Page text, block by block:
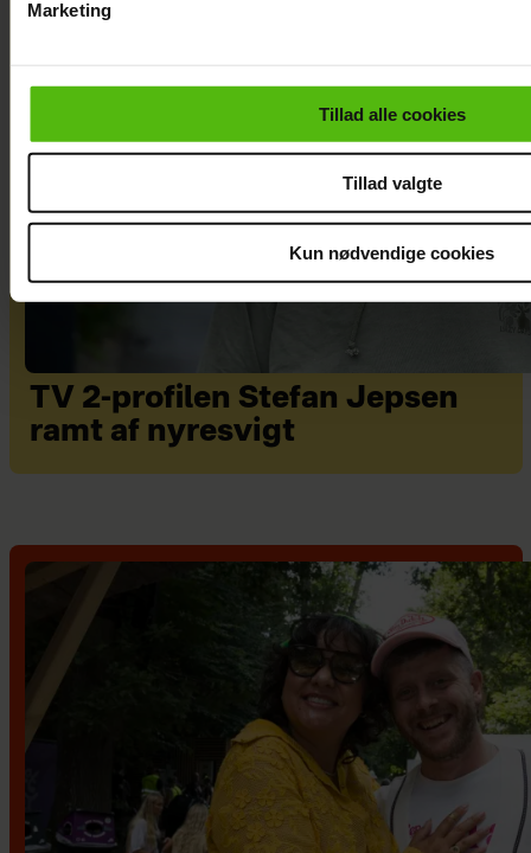
cookiepolitik.
Marketing
Tillad alle cookies
Tillad valgte
Kun nødvendige cookies
TV 2-profilen Stefan Jepsen
ramt af nyresvigt